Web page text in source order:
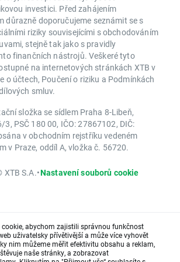
investici. Před zahájením
důrazně doporučujeme seznámit se s
riziky souvisejícími s obchodováním
stejně tak jako s pravidly
finančních nástrojů. Veškeré tyto
na internetových stránkách XTB v
o účtech, Poučení o riziku a Podmínkách
smluv.
složka se sídlem Praha 8-Libeň,
PSČ 180 00, IČO: 27867102, DIČ:
v obchodním rejstříku vedeném
v Praze, oddíl A, vložka č. 56720.
S.A.•Nastavení souborů cookie
abychom zajistili správnou funkčnost
uživatelsky přívětivější a může více vyhovět
nim můžeme měřit efektivitu obsahu a reklam,
naše stránky, a zobrazovat